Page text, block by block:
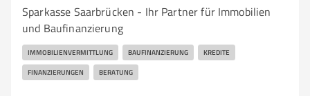
Sparkasse Saarbrücken - Ihr Partner für Immobilien
und Baufinanzierung
IMMOBILIENVERMITTLUNG BAUFINANZIERUNG KREDITE
FINANZIERUNGEN BERATUNG